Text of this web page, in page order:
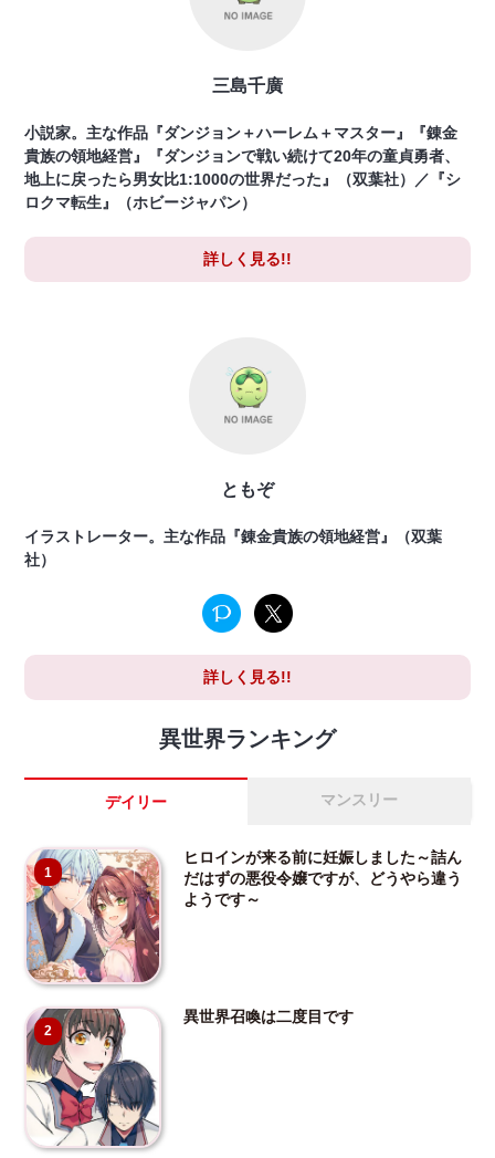
三島千廣
小説家。主な作品『ダンジョン＋ハーレム＋マスター』『錬金
貴族の領地経営』『ダンジョンで戦い続けて20年の童貞勇者、
地上に戻ったら男女比1:1000の世界だった』（双葉社）／『シ
ロクマ転生』（ホビージャパン）
詳しく見る!!
ともぞ
イラストレーター。主な作品『錬金貴族の領地経営』（双葉
社）
詳しく見る!!
異世界ランキング
デイリー マンスリー
1
ヒロインが来る前に妊娠しました～詰ん
だはずの悪役令嬢ですが、どうやら違う
ようです～
2
異世界召喚は二度目です